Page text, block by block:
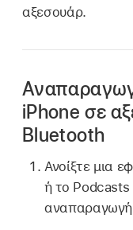
αξεσουάρ.
iPhone σε
Bluetooth
Ανοίξτε μια
ή το Podcasts
αναπαραγωγή